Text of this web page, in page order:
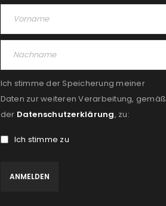
Ich stimme der Speicherung meiner
Daten zur weiteren Verarbeitung, gemäß
der Datenschutzerklärung, zu:
Ich stimme zu